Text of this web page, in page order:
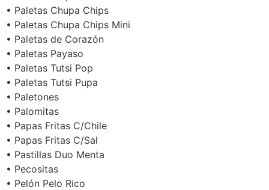
• Paletas Chupa Chips
• Paletas Chupa Chips Mini
• Paletas de Corazón
• Paletas Payaso
• Paletas Tutsi Pop
• Paletas Tutsi Pupa
• Paletones
• Palomitas
• Papas Fritas C/Chile
• Papas Fritas C/Sal
• Pastillas Duo Menta
• Pecositas
• Pelón Pelo Rico